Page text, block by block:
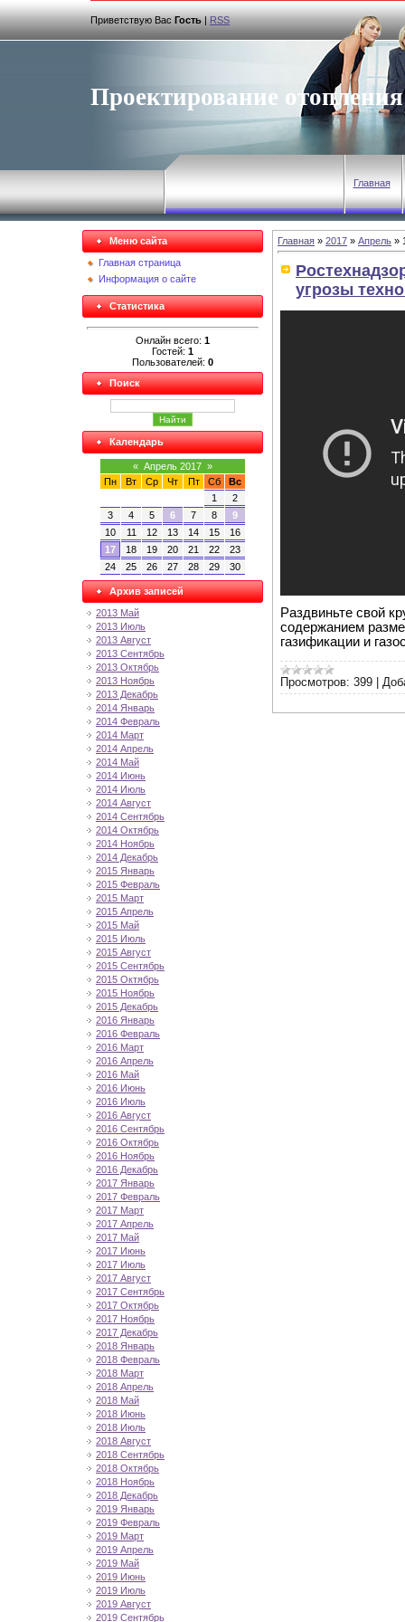
Приветствую Вас Гость|RSS
Проектирование
Главная
Меню сайта
Главная страница
Информация о сайте
Статистика
Онлайн всего: 1
Гостей: 1
Пользователей: 0
Поиск
Календарь
« Апрель 2017 »
Пн
Вт Ср Чт Пт Сб
Вс
1
2
3
4 5 6 7 8
9
10
11 12 13 14 15
16
17
18 19 20 21 22
23
24
25 26 27 28 29 30
Архив записей
2013 Май
2013 Июль
2013 Август
2013 Сентябрь
2013 Октябрь
2013 Ноябрь
2013 Декабрь
2014 Январь
2014 Февраль
2014 Март
2014 Апрель
2014 Май
2014 Июнь
2014 Июль
2014 Август
2014 Сентябрь
2014 Октябрь
2014 Ноябрь
2014 Декабрь
2015 Январь
2015 Февраль
2015 Март
2015 Апрель
2015 Май
2015 Июль
2015 Август
2015 Сентябрь
2015 Октябрь
2015 Ноябрь
2015 Декабрь
2016 Январь
2016 Февраль
2016 Март
2016 Апрель
2016 Май
2016 Июнь
2016 Июль
2016 Август
2016 Сентябрь
2016 Октябрь
2016 Ноябрь
2016 Декабрь
2017 Январь
2017 Февраль
2017 Март
2017 Апрель
2017 Май
2017 Июнь
2017 Июль
2017 Август
2017 Сентябрь
2017 Октябрь
2017 Ноябрь
2017 Декабрь
2018 Январь
2018 Февраль
2018 Март
2018 Апрель
2018 Май
2018 Июнь
2018 Июль
2018 Август
2018 Сентябрь
2018 Октябрь
2018 Ноябрь
2018 Декабрь
2019 Январь
2019 Февраль
2019 Март
2019 Апрель
2019 Май
2019 Июнь
2019 Июль
2019 Август
2019 Сентябрь
Главная » 2017 » Апрель »
угрозы
Раздвиньте свой
содержанием
газификации и
Просмотров: 399 |